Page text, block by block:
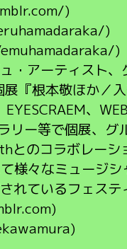
)
)
)
・アーティスト
『根本敬ほか／
、
ー等で個展、
のコラボレー
様々なミュージ
ているフェステ